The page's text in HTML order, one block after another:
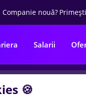
Companie nouă?
Salarii
🍪